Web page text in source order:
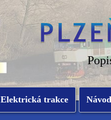
Elektrická trakce